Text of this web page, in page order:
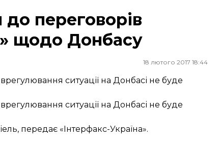
Донбасу
переговорів
щодо Донбасу
18 лютого 2017 18:44
ситуації на Донбасі не буде
ситуації на Донбасі не буде
передає «Інтерфакс-Україна».